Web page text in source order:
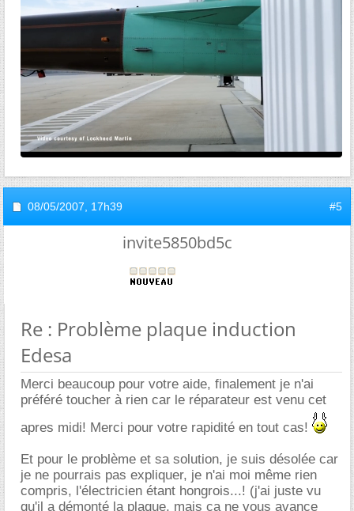
08/05/2007, 17h39 #5
invite5850bd5c
Re : Problème plaque induction
Edesa
Merci beaucoup pour votre aide, finalement je n'ai
préféré toucher à rien car le réparateur est venu cet
apres midi! Merci pour votre rapidité en tout cas!
Et pour le problème et sa solution, je suis désolée car
je ne pourrais pas expliquer, je n'ai moi même rien
compris, l'électricien étant hongrois...! (j'ai juste vu
qu'il a démonté la plaque, mais ça ne vous avance